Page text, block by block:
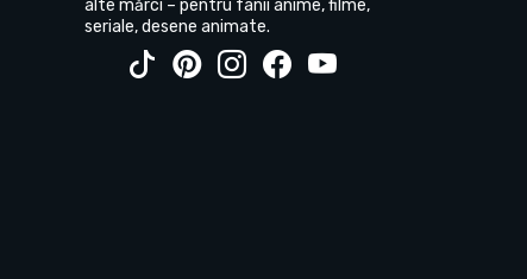
alte mărci – pentru fanii anime, filme,
seriale, desene animate.